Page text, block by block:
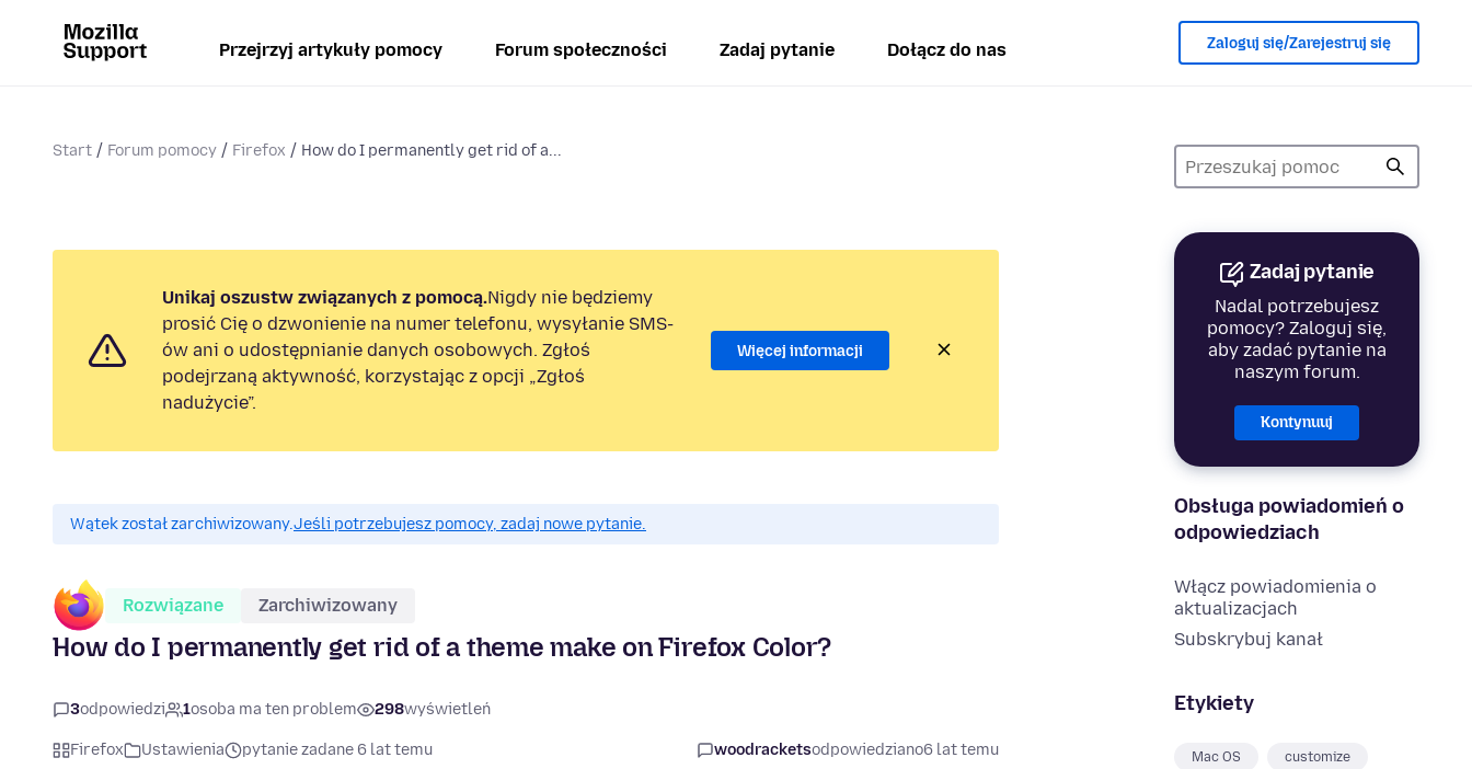
Przejrzyj artykuły pomocy Forum społeczności Zadaj pytanie Dołącz do nas Zaloguj się/Zarejestruj się
Start Forum pomocy Firefox How do I permanently get rid of a...
Zadaj pytanie
Nadal potrzebujesz
pomocy? Zaloguj się,
aby zadać pytanie na
naszym forum.
Kontynuuj
Obsługa powiadomień o
odpowiedziach
Włącz powiadomienia o
aktualizacjach
Subskrybuj kanał
Etykiety
Mac OS customize
Unikaj oszustw związanych z pomocą.Nigdy nie będziemy
prosić Cię o dzwonienie na numer telefonu, wysyłanie SMS-
ów ani o udostępnianie danych osobowych. Zgłoś
podejrzaną aktywność, korzystając z opcji „Zgłoś
nadużycie”.
Więcej informacji
Wątek został zarchiwizowany.Jeśli potrzebujesz pomocy, zadaj nowe pytanie.
Rozwiązane Zarchiwizowany
How do I permanently get rid of a theme make on Firefox Color?
3odpowiedzi 1osoba ma ten problem 298wyświetleń
Firefox Ustawienia pytanie zadane 6 lat temu woodracketsodpowiedziano6 lat temu